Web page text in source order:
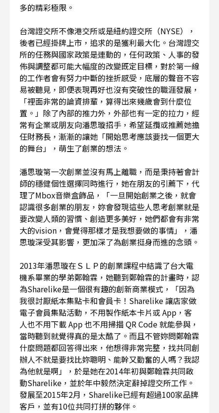
多的精彩極限。
台灣證交所不像港交所或是紐約證交所（NYSE），
後者已經掛牌上市，追求的是獲利最大化。台灣證交
所的任務與國家政策是連動的，任何政策、人事的發
佈與調整都可能大幅度的改變既定目標，對於第一線
的工作者會有努力中斷的挫折感受，底層的聲音不容
易被聽見，即便表現再好也沒有突破性的職涯發展，
「裡面非常的論資排輩，算得出來幾歲會到什麼位
置。」除了內部的推力外，外部也有一定的拉力，經
常有企業或朋友向潘思璇招手，希望延攬或推薦她擔
任財務長，漸漸的讓她「開始思考應該要找一個更大
的舞台」，萌生了創業的想法。
潘思璇第一次創業並沒有馬上離職，而是秉持著會計
師的穩健個性選擇同時進行，她在朋友的引薦下，代
理了Mbox音樂盒飾品，「一旦開始創業之後，就會
認識很多創業的朋友，妳會發現這些人思考創業就是
要改變人類的習慣、創造更多美好，她們都會有非常
大的vision，會覺得那樣才是我想要做的事情」，潘
思璇深受其影響，更加深了為創業挺身而進的念頭。
2013年潘思璇在ＳＬＰ的創業課程中結識了台大電
機系畢業的學弟鄭翰霖，她聽到鄭翰霖的計畫時，認
為Sharelike是一個很有趣的創新商業模式，「因為
我很討厭紙本集點卡和會員卡！Sharelike 讓店家做
電子會員集點活動，不用製作紙本卡片或 App，客
人也不用下載 App 也不用掃描 QR Code 就能參與，
當時聽到就覺得真的是太酷了。而且不管妳問鄭翰霖
什麼問題都回答得出來，他想得非常完整，找共同創
辦人不就是要找比妳聰明、能幹又勤奮的人嗎？我認
為他就是啊」，於是她在2014年初與鄭翰霖共同啟
動Sharelike，並於年中毅然決定辭掉證交所工作。
發展至2015年2月，Sharelike已經有超過100家品牌
客戶，並有10位共同打拼的夥伴。